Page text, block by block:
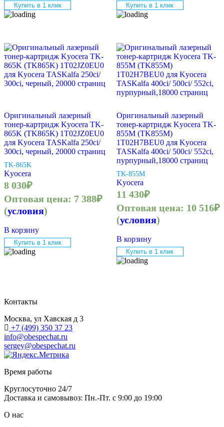
Купить в 1 клик Купить в 1 клик
Оригинальный лазерный
тонер-картридж Kyocera TK-
865K (TK865K) 1T02JZ0EU0
для Kyocera TASKalfa 250ci/
300ci, черный, 20000 страниц
TK-865K
Kyocera
8 030₽
Оптовая цена: 7 388₽
(условия)
В корзину
Купить в 1 клик
Оригинальный лазерный
тонер-картридж Kyocera TK-
855M (TK855M)
1T02H7BEU0 для Kyocera
TASKalfa 400ci/ 500ci/ 552ci,
пурпурный,18000 страниц
TK-855M
Kyocera
11 430₽
Оптовая цена: 10 516₽
(условия)
В корзину
Купить в 1 клик
Контакты
Москва, ул Хавская д 3
+7 (499) 350 37 23
info@obespechat.ru
sergey@obespechat.ru
Время работы
Круглосуточно 24/7
Доставка и самовывоз: Пн.-Пт. с 9:00 до 19:00
О нас